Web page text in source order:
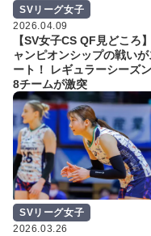
SVリーグ女子
2026.04.09
【SV女子CS QF見どころ
ャンピオンシップの戦いが
ート！ レギュラーシーズ
8チームが激突
SVリーグ女子
2026.03.26